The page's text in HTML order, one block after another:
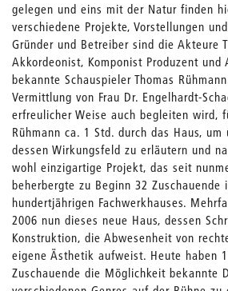
gelegen und eins mit der Natur finden
verschiedene Projekte, Vorstellungen
Gründer und Betreiber sind die Akteure
Akkordeonist, Komponist Produzent und
bekannte Schauspieler Thomas
Vermittlung von Frau Dr. Engelhardt-
erfreulicher Weise auch begleiten wird,
Rühmann ca. 1 Std. durch das Haus, um
dessen Wirkungsfeld zu erläutern und
wohl einzigartige Projekt, das seit
beherbergte zu Beginn 32 Zuschauende
hundertjährigen Fachwerkhauses.
2006 nun dieses neue Haus, dessen
Konstruktion, die Abwesenheit von
eigene Ästhetik aufweist. Heute haben
Zuschauende die Möglichkeit bekannte